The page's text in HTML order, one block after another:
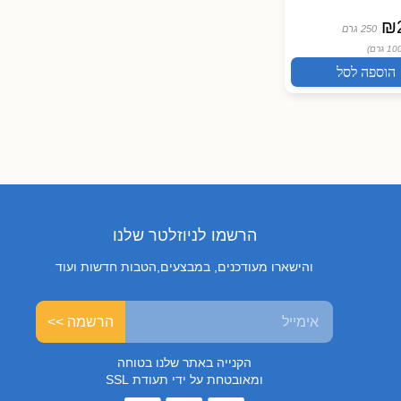
₪ 250 גרם
הוספה לסל
הרשמו לניוזלטר שלנו
והישארו מעודכנים, במבצעים,הטבות חדשות ועוד
הרשמה >>
הקנייה באתר שלנו בטוחה
ומאובטחת על ידי תעודת SSL